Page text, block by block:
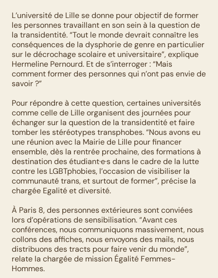
L’université de Lille se donne pour objectif de former
les personnes travaillant en son sein à la question de
la transidentité. “Tout le monde devrait connaître les
conséquences de la dysphorie de genre en particulier
sur le décrochage scolaire et universitaire”, explique
Hermeline Pernourd. Et de s’interroger : “Mais
comment former des personnes qui n’ont pas envie de
savoir ?”
Pour répondre à cette question, certaines universités
comme celle de Lille organisent des journées pour
échanger sur la question de la transidentité et faire
tomber les stéréotypes transphobes. “Nous avons eu
une réunion avec la Mairie de Lille pour financer
ensemble, dès la rentrée prochaine, des formations à
destination des étudiant·e·s dans le cadre de la lutte
contre les LGBTphobies, l’occasion de visibiliser la
communauté trans, et surtout de former”, précise la
chargée Egalité et diversité.
À Paris 8, des personnes extérieures sont conviées
lors d’opérations de sensibilisation. “Avant ces
conférences, nous communiquons massivement, nous
collons des affiches, nous envoyons des mails, nous
distribuons des tracts pour faire venir du monde”,
relate la chargée de mission Égalité Femmes-
Hommes.